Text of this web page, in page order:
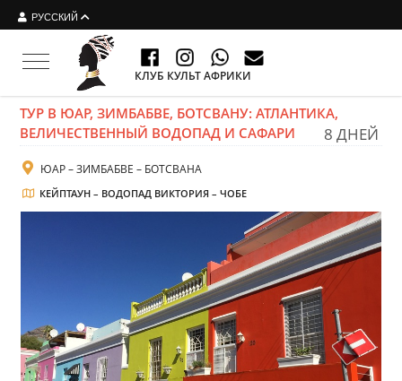
РУССКИЙ
Toggle navigation
КЛУБ КУЛЬТ АФРИКИ
ТУР В ЮАР, ЗИМБАБВЕ, БОТСВАНУ: АТЛАНТИКА,
ВЕЛИЧЕСТВЕННЫЙ ВОДОПАД И САФАРИ
8 ДНЕЙ
ЮАР – ЗИМБАБВЕ – БОТСВАНА
КЕЙПТАУН – ВОДОПАД ВИКТОРИЯ – ЧОБЕ